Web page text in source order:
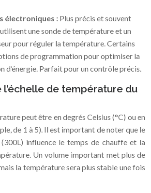
électroniques : Plus précis et souvent
une sonde de température et un
pour réguler la température. Certains
de programmation pour optimiser la
d’énergie. Parfait pour un contrôle précis.
l’échelle de température du
peut être en degrés Celsius (°C) ou en
de 1 à 5). Il est important de noter que le
influence le temps de chauffe et la
Un volume important met plus de
la température sera plus stable une fois